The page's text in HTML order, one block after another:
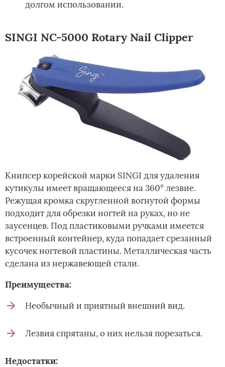
долгом использовании.
SINGI NC-5000 Rotary Nail Clipper
Книпсер корейской марки SINGI для удаления
кутикулы имеет вращающееся на 360° лезвие.
Режущая кромка скругленной вогнутой формы
подходит для обрезки ногтей на руках, но не
заусенцев. Под пластиковыми ручками имеется
встроенный контейнер, куда попадает срезанный
кусочек ногтевой пластины. Металлическая часть
сделана из нержавеющей стали.
Преимущества:
Необычный и приятный внешний вид.
Лезвия спрятаны, о них нельзя порезаться.
Недостатки: